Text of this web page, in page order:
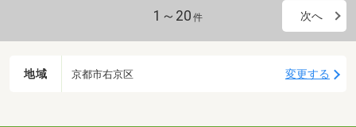
1～20 件 次へ
地域 京都市右京区 変更する